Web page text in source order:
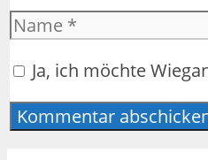
Name
Ja, ich möchte